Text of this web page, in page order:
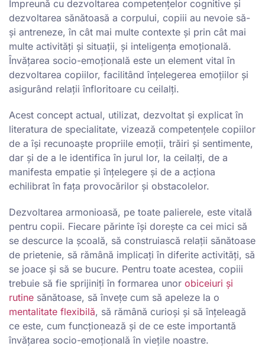
Împreună cu dezvoltarea competențelor cognitive și
dezvoltarea sănătoasă a corpului, copiii au nevoie să-
și antreneze, în cât mai multe contexte și prin cât mai
multe activități și situații, și inteligența emoțională.
Învățarea socio-emoțională este un element vital în
dezvoltarea copiilor, facilitând înțelegerea emoțiilor și
asigurând relații înfloritoare cu ceilalți.
Acest concept actual, utilizat, dezvoltat și explicat în
literatura de specialitate, vizează competențele copiilor
de a își recunoaște propriile emoții, trăiri și sentimente,
dar și de a le identifica în jurul lor, la ceilalți, de a
manifesta empatie și înțelegere și de a acționa
echilibrat în fața provocărilor și obstacolelor.
Dezvoltarea armonioasă, pe toate palierele, este vitală
pentru copii. Fiecare părinte își dorește ca cei mici să
se descurce la școală, să construiască relații sănătoase
de prietenie, să rămână implicați în diferite activități, să
se joace și să se bucure. Pentru toate acestea, copiii
trebuie să fie sprijiniți în formarea unor obiceiuri și
rutine sănătoase, să învețe cum să apeleze la o
mentalitate flexibilă, să rămână curioși și să înțeleagă
ce este, cum funcționează și de ce este importantă
învățarea socio-emoțională în viețile noastre.